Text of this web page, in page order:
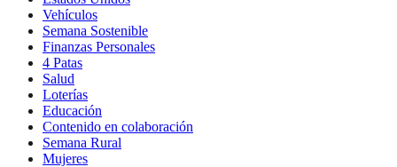
Vehículos
Semana Sostenible
Finanzas Personales
4 Patas
Salud
Loterías
Educación
Contenido en colaboración
Semana Rural
Mujeres